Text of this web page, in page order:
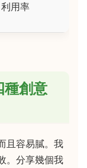
利用率
種創意
且容易膩。我
。分享幾個我